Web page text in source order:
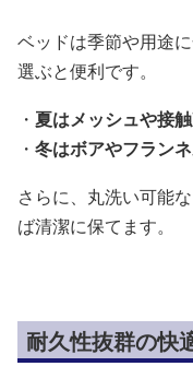
ベッドは季節や用途
選ぶと便利です。
・ 夏はメッシュや接
・ 冬はボアやフラン
さらに、丸洗い可能
ば清潔に保てます。
耐久性抜群の快